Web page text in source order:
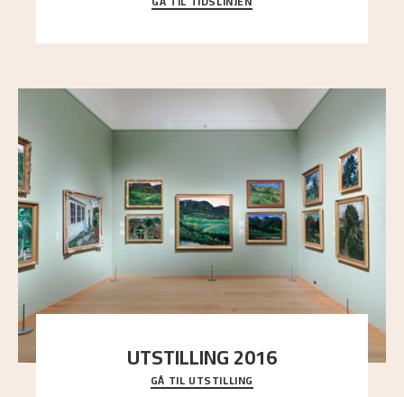
ettermæle i en interaktiv presentasjon.
UTSTILLING 2016
En komplett oversikt over Nikolai Astrups
GÅ TIL UTSTILLING